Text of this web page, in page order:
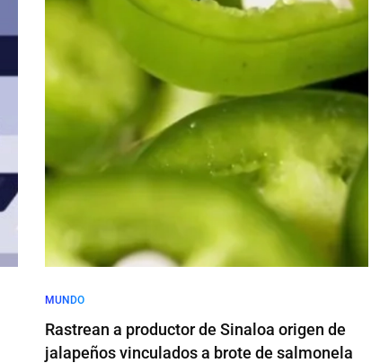
MUNDO
Rastrean a productor de Sinaloa origen de
jalapeños vinculados a brote de salmonela